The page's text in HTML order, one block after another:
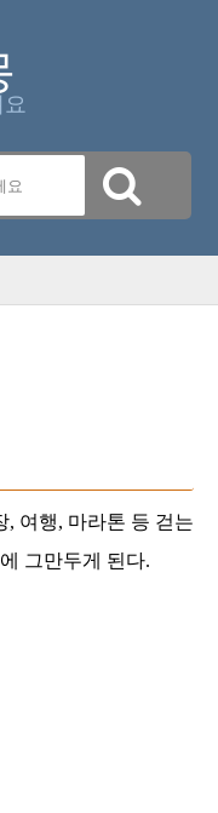
, 여행, 마라톤 등 걷는
그만두게 된다.